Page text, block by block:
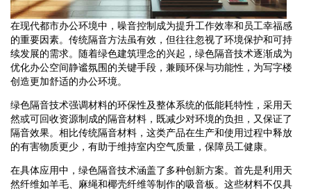
在现代都市办公环境中，噪音控制成为提升工作效率和员工幸福感
的重要因素。传统隔音方法虽有效，但往往忽视了环境保护和可持
续发展的需求。随着绿色建筑理念的兴起，绿色隔音技术逐渐成为
优化办公空间静谧氛围的关键手段，兼顾环保与功能性，为写字楼
创造更加舒适的办公环境。
绿色隔音技术强调材料的环保性及整体系统的低能耗特性，采用天
然或可回收资源制成的隔音材料，既减少对环境的负担，又保证了
隔音效果。相比传统隔音材料，这类产品在生产和使用过程中释放
的有害物质更少，有助于维持室内空气质量，保障员工健康。
在具体应用中，绿色隔音技术涵盖了多种创新方案。首先是利用天
然纤维如羊毛、麻绳和椰壳纤维等制作的吸音板。这些材料不仅具